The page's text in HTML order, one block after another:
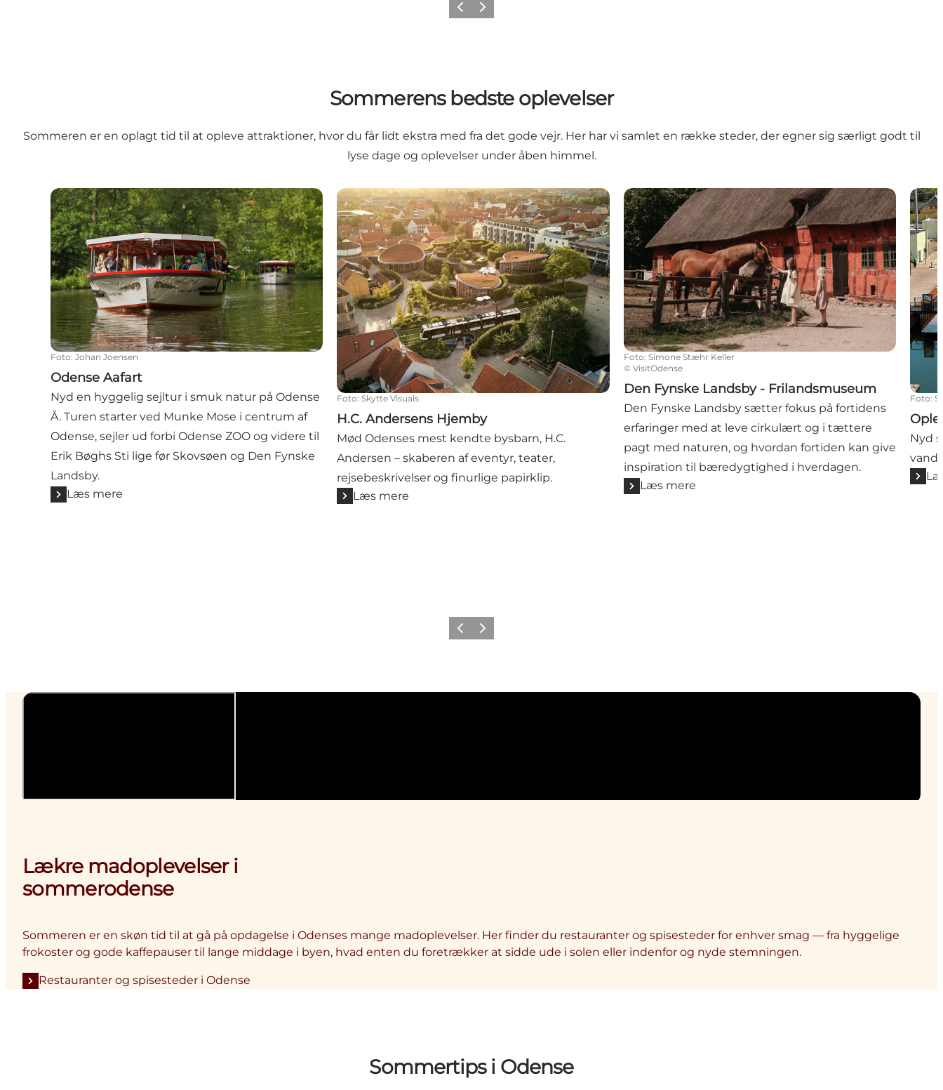
ForrigeNæste
Sommerens bedste oplevelser
Sommeren er en oplagt tid til at opleve attraktioner, hvor du får lidt ekstra med fra det gode vejr. Her har vi samlet en række steder, der egner sig særligt godt til
lyse dage og oplevelser under åben himmel.
Odense Aafart
Foto: Johan Joensen
Odense Aafart
Nyd en hyggelig sejltur i smuk natur på Odense
Å. Turen starter ved Munke Mose i centrum af
Odense, sejler ud forbi Odense ZOO og videre til
Erik Bøghs Sti lige før Skovsøen og Den Fynske
Landsby.
Læs mere
H.C. Andersens Hjemby
Foto: Skytte Visuals
H.C. Andersens Hjemby
Mød Odenses mest kendte bysbarn, H.C.
Andersen – skaberen af eventyr, teater,
rejsebeskrivelser og finurlige papirklip.
Læs mere
Den Fynske Landsby - Frilandsmuseum
Foto: Simone Stæhr Keller
© VisitOdense
Den Fynske Landsby - Frilandsmuseum
Den Fynske Landsby sætter fokus på fortidens
erfaringer med at leve cirkulært og i tættere
pagt med naturen, og hvordan fortiden kan give
inspiration til bæredygtighed i hverdagen.
Læs mere
Foto:
Nyd
ForrigeNæste
Lækre madoplevelser i
sommerodense
Sommeren er en skøn tid til at gå på opdagelse i Odenses mange madoplevelser. Her finder du restauranter og spisesteder for enhver smag — fra hyggelige
frokoster og gode kaffepauser til lange middage i byen, hvad enten du foretrækker at sidde ude i solen eller indenfor og nyde stemningen.
Restauranter og spisesteder i Odense
Sommertips i Odense